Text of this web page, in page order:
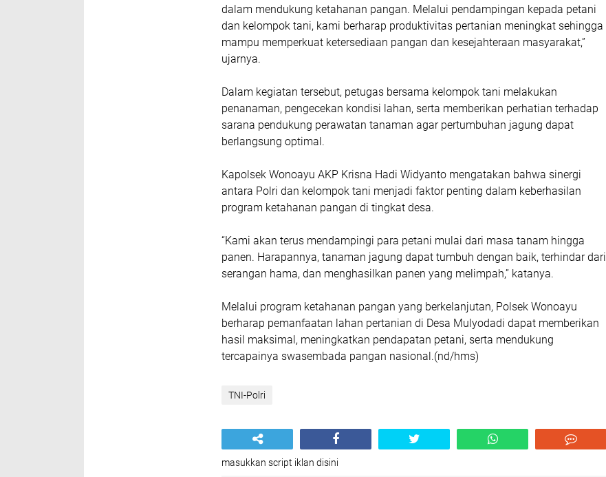
dalam mendukung ketahanan pangan. Melalui pendampingan kepada petani
dan kelompok tani, kami berharap produktivitas pertanian meningkat sehingga
mampu memperkuat ketersediaan pangan dan kesejahteraan masyarakat,”
ujarnya.
Dalam kegiatan tersebut, petugas bersama kelompok tani melakukan
penanaman, pengecekan kondisi lahan, serta memberikan perhatian terhadap
sarana pendukung perawatan tanaman agar pertumbuhan jagung dapat
berlangsung optimal.
Kapolsek Wonoayu AKP Krisna Hadi Widyanto mengatakan bahwa sinergi
antara Polri dan kelompok tani menjadi faktor penting dalam keberhasilan
program ketahanan pangan di tingkat desa.
“Kami akan terus mendampingi para petani mulai dari masa tanam hingga
panen. Harapannya, tanaman jagung dapat tumbuh dengan baik, terhindar dari
serangan hama, dan menghasilkan panen yang melimpah,” katanya.
Melalui program ketahanan pangan yang berkelanjutan, Polsek Wonoayu
berharap pemanfaatan lahan pertanian di Desa Mulyodadi dapat memberikan
hasil maksimal, meningkatkan pendapatan petani, serta mendukung
tercapainya swasembada pangan nasional.(nd/hms)
TNI-Polri
masukkan script iklan disini